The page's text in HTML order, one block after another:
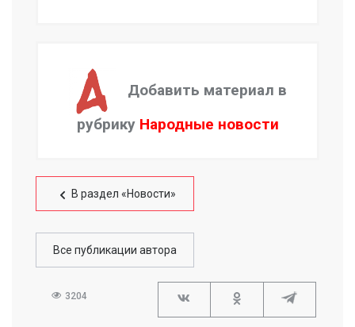
Добавить материал в
рубрику Народные новости
В раздел «Новости»
Все публикации автора
3204